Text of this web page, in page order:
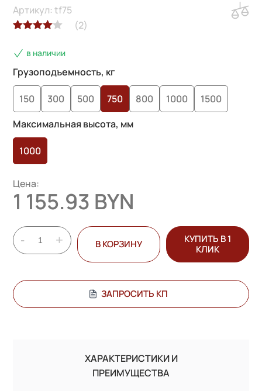
4.00из 5
на основе
пользователей
(2)
Артикул: tf75
в наличии
Грузоподъемность, кг
150 300 500 750 800 1000
1500
Максимальная высота, мм
1000
Цена:
1 155.93 BYN
- + В КОРЗИНУ
КУПИТЬ В 1
КЛИК
ЗАПРОСИТЬ КП
ХАРАКТЕРИСТИКИ И
ПРЕИМУЩЕСТВА